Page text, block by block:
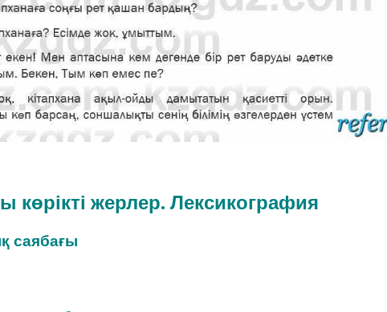
көрікті жерлер. Лексикография
саябағы